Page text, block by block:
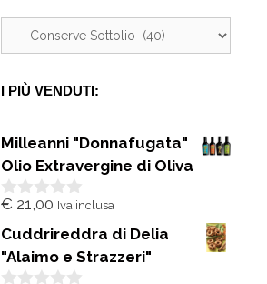
I PIÙ VENDUTI:
Milleanni "Donnafugata"
Olio Extravergine di Oliva
0
u
5
€ 21,00 Iva inclusa
Cuddrireddra di Delia
"Alaimo e Strazzeri"